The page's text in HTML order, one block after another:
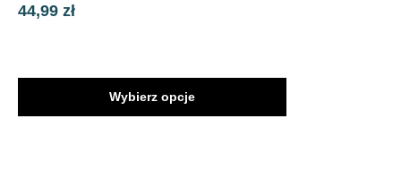
44,99 zł
Wybierz opcje